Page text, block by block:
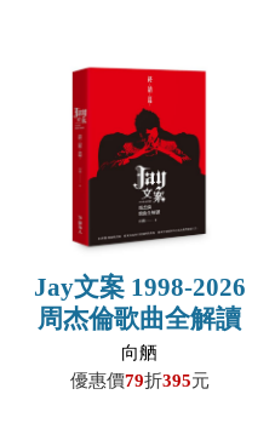
Jay文案 1998-2026
周杰倫歌曲全解讀
【終結篇】
向舾
優惠價79折395元